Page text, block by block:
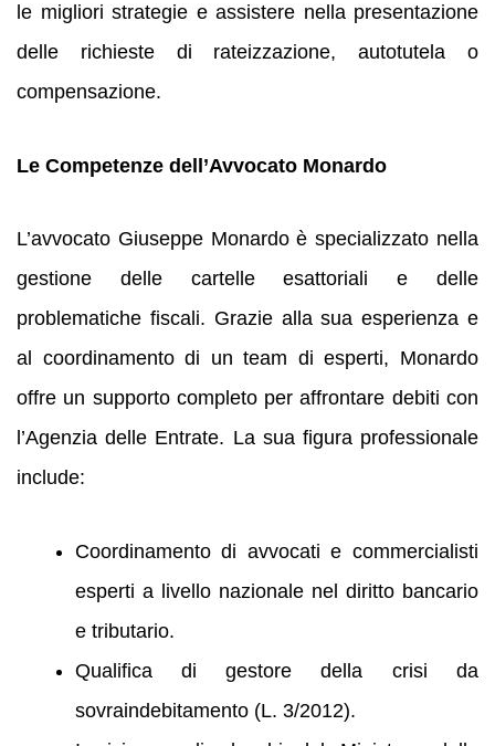
le migliori strategie e assistere nella presentazione
delle richieste di rateizzazione, autotutela o
compensazione.
Le Competenze dell’Avvocato Monardo
L’avvocato Giuseppe Monardo è specializzato nella
gestione delle cartelle esattoriali e delle
problematiche fiscali. Grazie alla sua esperienza e
al coordinamento di un team di esperti, Monardo
offre un supporto completo per affrontare debiti con
l’Agenzia delle Entrate. La sua figura professionale
include:
Coordinamento di avvocati e commercialisti
esperti a livello nazionale nel diritto bancario
e tributario.
Qualifica di gestore della crisi da
sovraindebitamento (L. 3/2012).